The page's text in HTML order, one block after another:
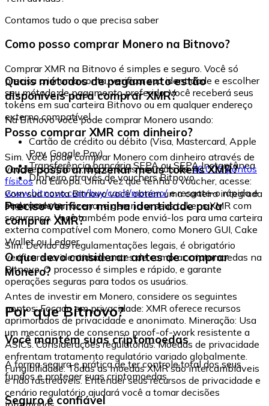
Contamos tudo o que precisa saber
Como posso comprar Monero na Bitnovo?
Comprar XMR na Bitnovo é simples e seguro. Você só
precisa criar uma conta, verificar sua identidade e escolher
seu método de pagamento preferido. Você receberá seus
tokens em sua carteira Bitnovo ou em qualquer endereço
externo compatível.
Quais métodos de pagamento estão
disponíveis para comprar XMR?
Na Bitnovo você pode comprar Monero usando:
Cartão de crédito ou débito (Visa, Mastercard, Apple
Pay, Google Pay)
Transferência bancária SEPA ou SEPA Instantânea
Dinheiro através de vouchers Bitnovo
Posso comprar XMR com dinheiro?
Sim. Você pode comprar Monero com dinheiro através de
vouchers Bitnovo, disponíveis em mais de40.000 pontos
físicosna Europa. Uma vez que tenha o voucher, acesse:
www.bitnovo.com/buy/cash/monero/e resgate-o rápida e
seguramente.
Onde posso armazenar meus tokens XMR?
Com sua conta Bitnovo você obtém uma carteira integrada
onde pode armazenar e gerenciar seus tokens XMR com
segurança. Você também pode enviá-los para uma carteira
externa compatível com Monero, como Monero GUI, Cake
Wallet ou Ledger.
Preciso verificar minha identidade para
comprar XMR?
Sim. Devido às regulamentações legais, é obrigatório
verificar sua identidade antes de comprar criptomoedas na
Bitnovo. O processo é simples e rápido, e garante
operações seguras para todos os usuários.
O que devo considerar antes de comprar
Monero?
Antes de investir em Monero, considere os seguintes
pontos: Focado em privacidade: XMR oferece recursos
aprimorados de privacidade e anonimato. Mineração: Usa
um mecanismo de consenso proof-of-work resistente a
ASICs. Considerações regulatórias: Moedas de privacidade
enfrentam tratamento regulatório variado globalmente.
Fungibilidade: Todas as moedas XMR são intercambiáveis
e não rastreáveis. Entender seus recursos de privacidade e
cenário regulatório ajudará você a tomar decisões
Por que Bitnovo?
Você mantém suas criptomoedas
A forma segura e prática de ter controle total dos seus
fundos e proteger suas criptomoedas.
Seguro e confiável